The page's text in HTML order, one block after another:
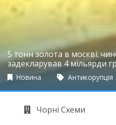
5 тонн золота в москві:
задекларував 4 мільярди
Новина Антикорупція
Чорні Схеми